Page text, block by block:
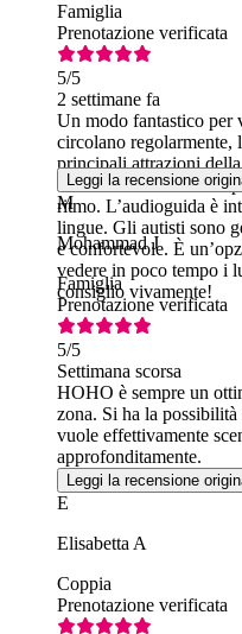
Famiglia
Prenotazione verificata
5/5
2 settimane fa
Un modo fantastico per
circolano regolarmente,
principali attrazioni
scendere dove si vuole
ritmo. L’audioguida è
lingue. Gli autisti sono
e confortevole. È
vedere in poco tempo i
consiglio vivamente!
Leggi la recensione
M
Mohammad J
Famiglia
Prenotazione verificata
5/5
Settimana scorsa
HOHO è sempre un
zona. Si ha la
vuole effettivamente
approfonditamente.
Leggi la recensione
E
Elisabetta A
Coppia
Prenotazione verificata